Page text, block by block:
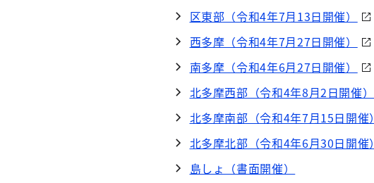
区東部（令和4年7月13日開催）
西多摩（令和4年7月27日開催）
南多摩（令和4年6月27日開催）
北多摩西部（令和4年8月2日開催）
北多摩南部（令和4年7月15日開催）
北多摩北部（令和4年6月30日開催）
島しょ（書面開催）